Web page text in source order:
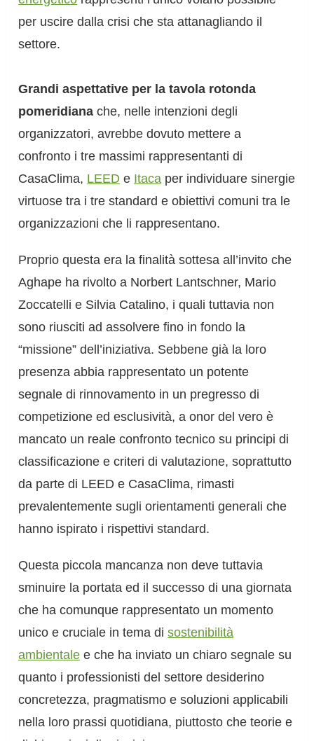
per uscire dalla crisi che sta attanagliando il
settore.
Grandi aspettative per la tavola rotonda
pomeridiana che, nelle intenzioni degli
organizzatori, avrebbe dovuto mettere a
confronto i tre massimi rappresentanti di
CasaClima, LEED e Itaca per individuare sinergie
virtuose tra i tre standard e obiettivi comuni tra le
organizzazioni che li rappresentano.
Proprio questa era la finalità sottesa all’invito che
Aghape ha rivolto a Norbert Lantschner, Mario
Zoccatelli e Silvia Catalino, i quali tuttavia non
sono riusciti ad assolvere fino in fondo la
“missione” dell’iniziativa. Sebbene già la loro
presenza abbia rappresentato un potente
segnale di rinnovamento in un pregresso di
competizione ed esclusività, a onor del vero è
mancato un reale confronto tecnico su principi di
classificazione e criteri di valutazione, soprattutto
da parte di LEED e CasaClima, rimasti
prevalentemente sugli orientamenti generali che
hanno ispirato i rispettivi standard.
Questa piccola mancanza non deve tuttavia
sminuire la portata ed il successo di una giornata
che ha comunque rappresentato un momento
unico e cruciale in tema disostenibilità
ambientale e che ha inviato un chiaro segnale su
quanto i professionisti del settore desiderino
concretezza, pragmatismo e soluzioni applicabili
nella loro prassi quotidiana, piuttosto che teorie e